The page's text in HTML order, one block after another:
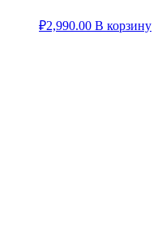
₽2,990.00 В корзину